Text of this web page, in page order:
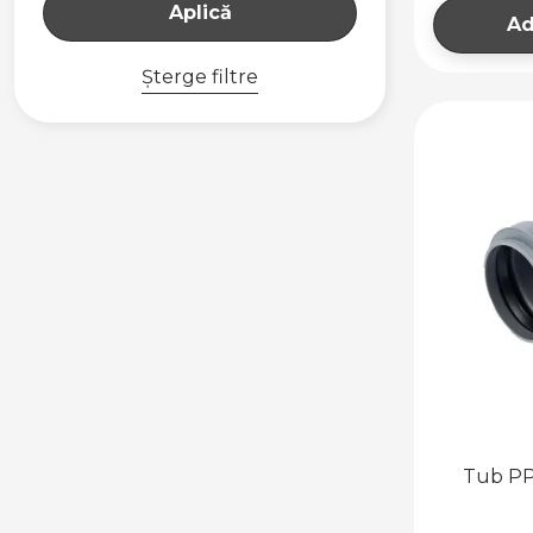
FILTRE ȘI
ACCESORII
REZERVOARE
Aplică
Șterge filtre
Tub